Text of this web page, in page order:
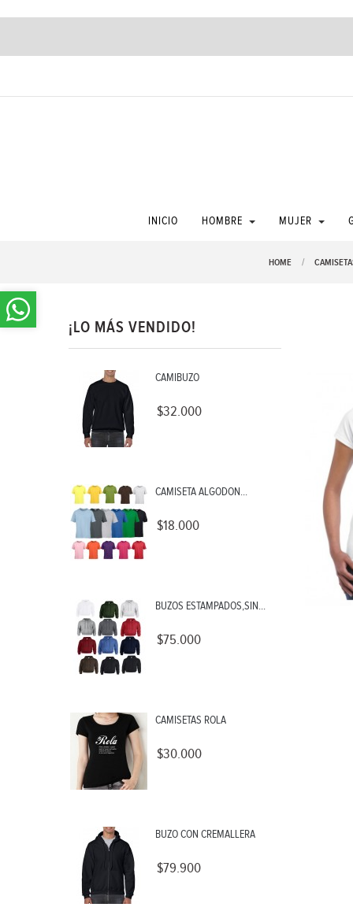
INICIO HOMBRE MUJER
HOME
¡LO MÁS VENDIDO!
CAMIBUZO
$32.000
CAMISETA ALGODON...
$18.000
BUZOS ESTAMPADOS,SIN...
$75.000
CAMISETAS ROLA
$30.000
BUZO CON CREMALLERA
$79.900